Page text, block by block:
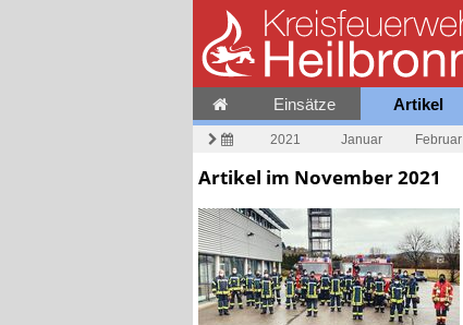
Einsätze Artikel
2021 Januar Februar
Artikel im November 2021